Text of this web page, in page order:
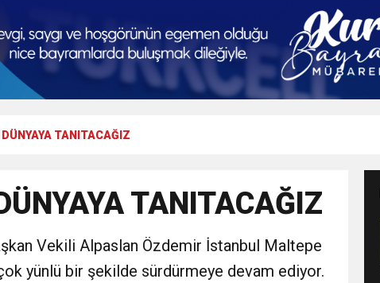
PERDE ARKASI: GÖRÜNENDEN DAHA FAZLASI MI VAR?
Törenle Hizmete Açıldı
CUMHURİYET BAYRAMI MESAJI
TANITACAĞIZ
TANITACAĞIZ
Vekili Alpaslan Özdemir İstanbul Maltepe
yünlü bir şekilde sürdürmeye devam ediyor.